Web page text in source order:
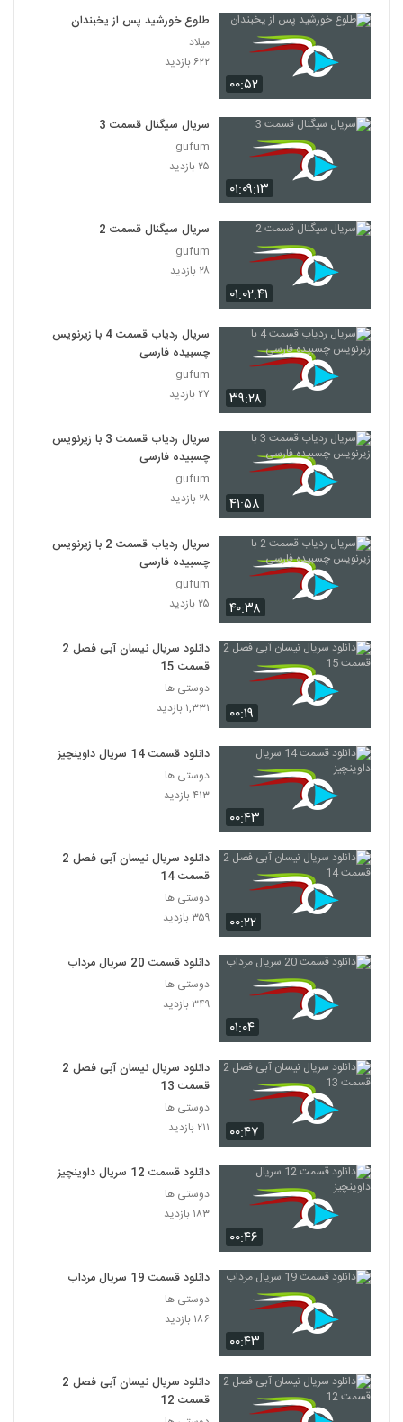
۰۰:۵۲
طلوع خورشید پس از یخبندان
میلاد
۶۲۲ بازدید
۰۱:۰۹:۱۳
سریال سیگنال قسمت 3
gufum
۲۵ بازدید
۰۱:۰۲:۴۱
سریال سیگنال قسمت 2
gufum
۲۸ بازدید
۳۹:۲۸
سریال ردیاب قسمت 4 با زیرنویس
چسبیده فارسی
gufum
۲۷ بازدید
۴۱:۵۸
سریال ردیاب قسمت 3 با زیرنویس
چسبیده فارسی
gufum
۲۸ بازدید
۴۰:۳۸
سریال ردیاب قسمت 2 با زیرنویس
چسبیده فارسی
gufum
۲۵ بازدید
۰۰:۱۹
دانلود سریال نیسان آبی فصل 2
قسمت 15
دوستی ها
۱,۳۳۱ بازدید
۰۰:۴۳
دانلود قسمت 14 سریال داوینچیز
دوستی ها
۴۱۳ بازدید
۰۰:۲۲
دانلود سریال نیسان آبی فصل 2
قسمت 14
دوستی ها
۳۵۹ بازدید
۰۱:۰۴
دانلود قسمت 20 سریال مرداب
دوستی ها
۳۴۹ بازدید
۰۰:۴۷
دانلود سریال نیسان آبی فصل 2
قسمت 13
دوستی ها
۲۱۱ بازدید
۰۰:۴۶
دانلود قسمت 12 سریال داوینچیز
دوستی ها
۱۸۳ بازدید
۰۰:۴۳
دانلود قسمت 19 سریال مرداب
دوستی ها
۱۸۶ بازدید
دانلود سریال نیسان آبی فصل 2
قسمت 12